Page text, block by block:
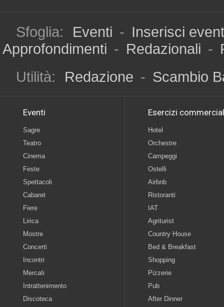
Sfoglia: Eventi - Inserisci
Approfondimenti - Redazionali -
Utilità:
Redazione - Scambio
Eventi
Sagre
Teatro
Cinema
Feste
Spettacoli
Cabaret
Fiere
Lirica
Mostre
Concerti
Incontri
Mercati
Intrattenimento
Discoteca
Esercizi
Hotel
Orchestre
Campeggi
Ostelli
Airbnb
Ristoranti
IAT
Agriturist
Country House
Bed & Breakfast
Shopping
Pizzerie
Pub
After Dinner